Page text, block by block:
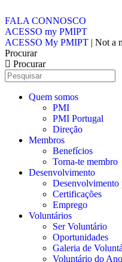
FALA CONNOSCO
ACESSO my PMIPT
ACESSO My PMIPT | Not a
Procurar
Procurar
Quem somos
PMI
PMI Portugal
Direção
Membros
Benefícios
Torna-te membro
Desenvolvimento
Desenvolvimento
Certificações
Emprego
Voluntários
Ser Voluntário
Oportunidades
Galeria de
Voluntário do Ano